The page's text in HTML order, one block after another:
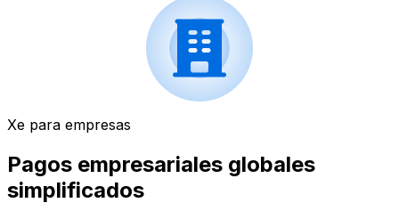
Xe para empresas
Pagos empresariales globales
simplificados